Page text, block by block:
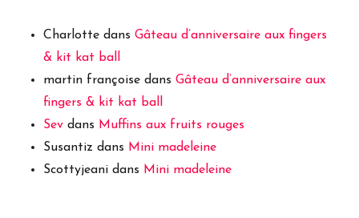
Charlotte dansGâteau d’anniversaire aux fingers
& kit kat ball
martin françoise dansGâteau d’anniversaire aux
fingers & kit kat ball
Sev dans Muffins aux fruits rouges
Susantiz dans Mini madeleine
Scottyjeani dans Mini madeleine